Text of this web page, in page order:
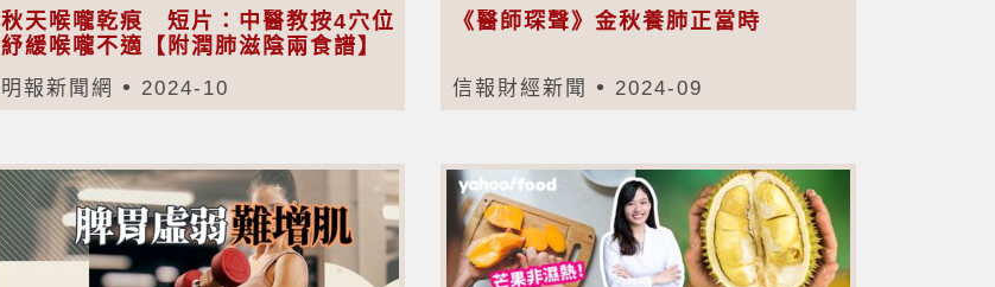
秋天喉嚨乾痕 短片：中醫教按4穴位
紓緩喉嚨不適【附潤肺滋陰兩食譜】
明報新聞網 2024-10
《醫師琛聲》金秋養肺正當時
信報財經新聞 2024-09